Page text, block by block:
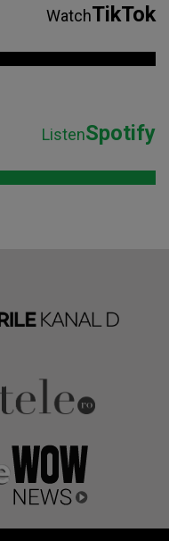
WatchTikTok
ListenSpotify